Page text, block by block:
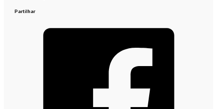
Partilhar